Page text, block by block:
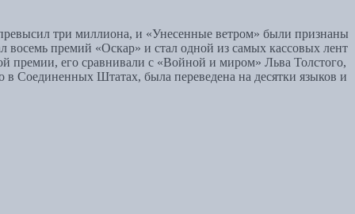
три миллиона, и «Унесенные ветром» были признаны
премий «Оскар» и стал одной из самых кассовых лент
премии, его сравнивали с «Войной и миром» Льва Толстого,
Соединенных Штатах, была переведена на десятки языков и